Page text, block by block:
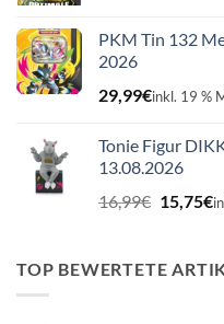
PKM Tin 132
2026
29,99€inkl. 19 %
Tonie Figur
13.08.2026
16,99€
Preis
16,99€
15,75€
TOP BEWERTETE